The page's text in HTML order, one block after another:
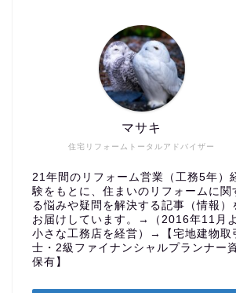
住宅リフォームトータルアドバイザー
マサキ
21年間のリフォーム営業（工務5年）
験をもとに、住まいのリフォームに関
る悩みや疑問を解決する記事（情報）
お届けしています。→（2016年11月
小さな工務店を経営）→【宅地建物取
士・2級ファイナンシャルプランナー
保有】